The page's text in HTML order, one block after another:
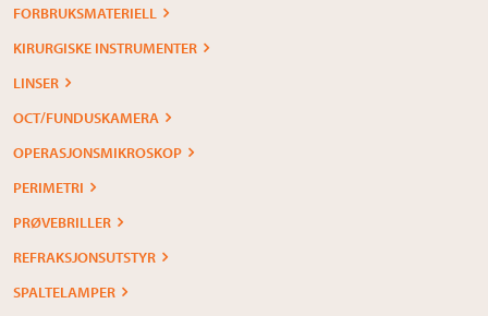
FORBRUKSMATERIELL
KIRURGISKE INSTRUMENTER
LINSER
OCT/FUNDUSKAMERA
OPERASJONSMIKROSKOP
PERIMETRI
PRØVEBRILLER
REFRAKSJONSUTSTYR
SPALTELAMPER